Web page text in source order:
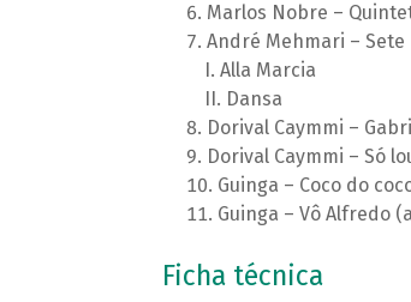
Marlos Nobre –
André Mehmari –
Alla Marcia
Dansa
Dorival Caymmi –
Dorival Caymmi – Só
Guinga – Coco do
Guinga – Vô Alfredo
Ficha técnica